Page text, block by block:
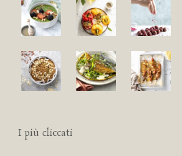
I più cliccati